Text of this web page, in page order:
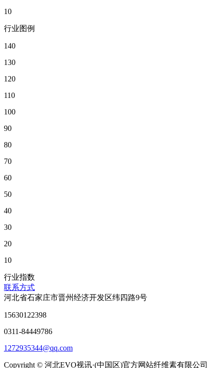
10
行业图例
140
130
120
110
100
90
80
70
60
50
40
30
20
10
行业指数
联系方式
河北省石家庄市晋州经济开发区纬四路9号
15630122398
0311-84449786
1272935344@qq.com
Copyright © 河北EVO视讯·(中国区)官方网站纤维素有限公司